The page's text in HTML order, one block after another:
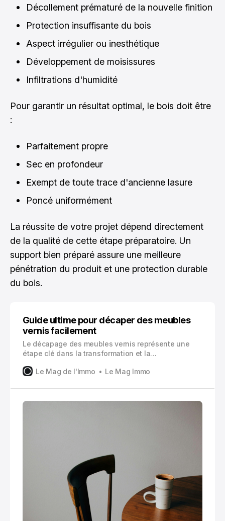
Décollement prématuré de la nouvelle finition
Protection insuffisante du bois
Aspect irrégulier ou inesthétique
Développement de moisissures
Infiltrations d'humidité
Pour garantir un résultat optimal, le bois doit être
:
Parfaitement propre
Sec en profondeur
Exempt de toute trace d'ancienne lasure
Poncé uniformément
La réussite de votre projet dépend directement
de la qualité de cette étape préparatoire. Un
support bien préparé assure une meilleure
pénétration du produit et une protection durable
du bois.
Guide ultime pour décaper des meubles
vernis facilement
Le décapage des meubles vernis représente une
étape clé dans la transformation et la
autrefois réservée aux professionnels, est
méthodes et des produits disponibles sur le marché.
Le Mag de l'Immo Le Mag Immo